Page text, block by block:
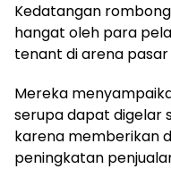
Kedatangan
hangat oleh para
tenant di arena pasar
Mereka
serupa dapat digelar
karena memberikan
peningkatan